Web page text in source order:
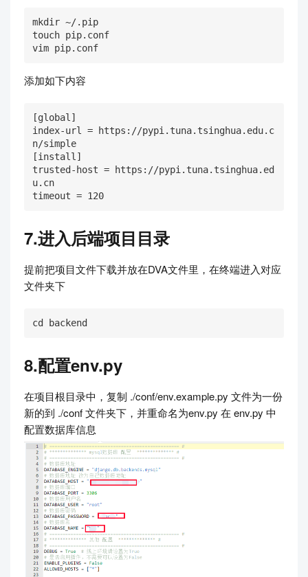
mkdir ~/.pip
touch pip.conf
vim pip.conf
添加如下内容
[global]
index-url = https://pypi.tuna.tsinghua.edu.c
n/simple
[install]
trusted-host = https://pypi.tuna.tsinghua.ed
u.cn
timeout = 120
7.进入后端项目目录
提前把项目文件下载并放在DVA文件里，在终端进入对应
文件夹下
cd backend
8.配置env.py
在项目根目录中，复制 ./conf/env.example.py 文件为一份
新的到 ./conf 文件夹下，并重命名为env.py 在 env.py 中
配置数据库信息